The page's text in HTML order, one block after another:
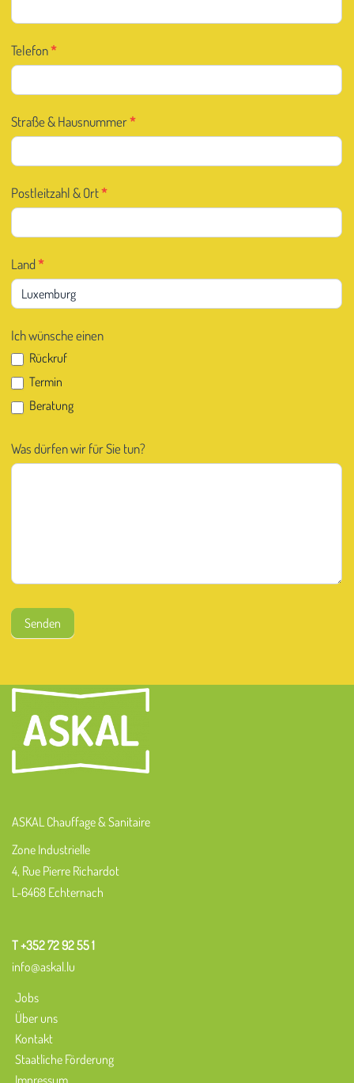
Telefon*
Straße & Hausnummer*
Postleitzahl & Ort*
Land*
Ich wünsche einen
Rückruf
Termin
Beratung
Was dürfen wir für Sie tun?
Senden
ASKAL Chauffage & Sanitaire
Zone Industrielle
4, Rue Pierre Richardot
L-6468 Echternach
T +352 72 92 55 1
info@askal.lu
Jobs
Über uns
Kontakt
Staatliche Förderung